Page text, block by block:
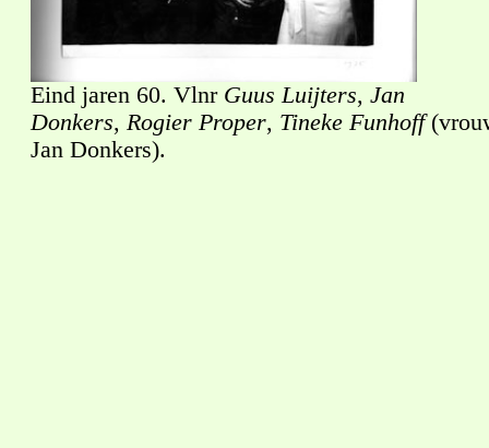
Eind jaren 60. Vlnr Guus Luijters, Jan
Donkers, Rogier Proper, Tineke Funhoff
Jan Donkers).